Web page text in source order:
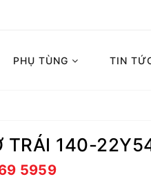
PHỤ TÙNG TIN
TRÁI 140-
5959